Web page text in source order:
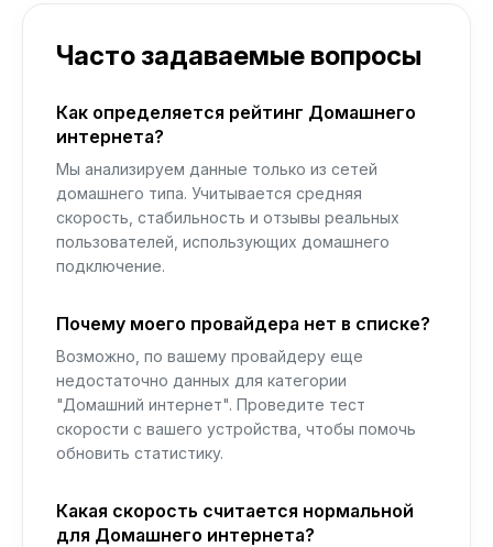
Часто задаваемые вопросы
Как определяется рейтинг Домашнего
интернета?
Мы анализируем данные только из сетей
домашнего типа. Учитывается средняя
скорость, стабильность и отзывы реальных
пользователей, использующих домашнего
подключение.
Почему моего провайдера нет в списке?
Возможно, по вашему провайдеру еще
недостаточно данных для категории
"Домашний интернет". Проведите тест
скорости с вашего устройства, чтобы помочь
обновить статистику.
Какая скорость считается нормальной
для Домашнего интернета?